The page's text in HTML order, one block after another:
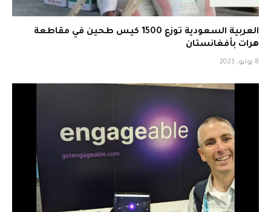
العربية السعودية توزع 1500 كيس طحين في مقاطعة
هرات بأفغانستان
8 يوليو، 2023